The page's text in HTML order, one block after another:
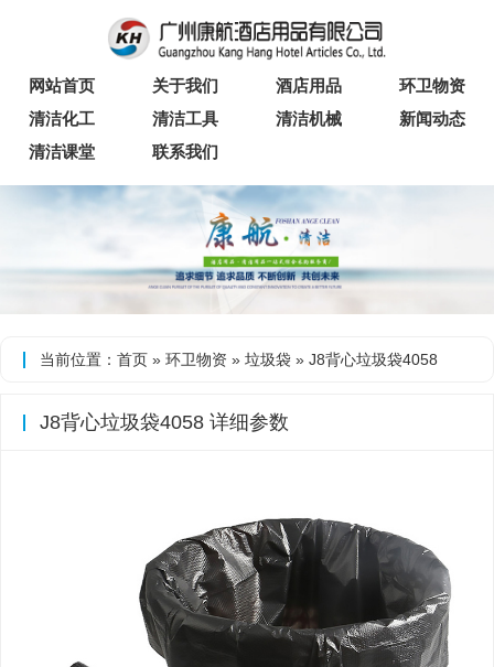
网站首页 关于我们 酒店用品
环卫物资
清洁化工
清洁工具 清洁机械
新闻动态
清洁课堂
联系我们
当前位置： 首页 » 环卫物资 » 垃圾袋 » J8背心垃圾袋4058
J8背心垃圾袋4058 详细参数